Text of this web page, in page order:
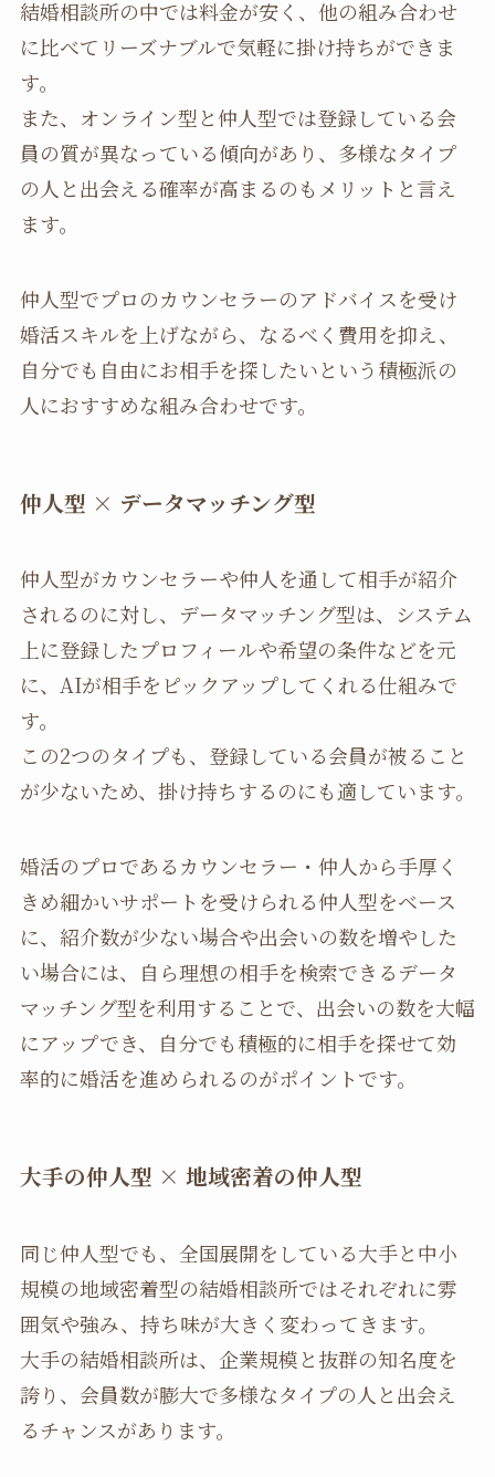
結婚相談所の中では料金が安く、他の組み合わせ
に比べてリーズナブルで気軽に掛け持ちができま
す。
また、オンライン型と仲人型では登録している会
員の質が異なっている傾向があり、多様なタイプ
の人と出会える確率が高まるのもメリットと言え
ます。
仲人型でプロのカウンセラーのアドバイスを受け
婚活スキルを上げながら、なるべく費用を抑え、
自分でも自由にお相手を探したいという積極派の
人におすすめな組み合わせです。
仲人型 × データマッチング型
仲人型がカウンセラーや仲人を通して相手が紹介
されるのに対し、データマッチング型は、システム
上に登録したプロフィールや希望の条件などを元
に、AIが相手をピックアップしてくれる仕組みで
す。
この2つのタイプも、登録している会員が被ること
が少ないため、掛け持ちするのにも適しています。
婚活のプロであるカウンセラー・仲人から手厚く
きめ細かいサポートを受けられる仲人型をベース
に、紹介数が少ない場合や出会いの数を増やした
い場合には、自ら理想の相手を検索できるデータ
マッチング型を利用することで、出会いの数を大幅
にアップでき、自分でも積極的に相手を探せて効
率的に婚活を進められるのがポイントです。
大手の仲人型 × 地域密着の仲人型
同じ仲人型でも、全国展開をしている大手と中小
規模の地域密着型の結婚相談所ではそれぞれに雰
囲気や強み、持ち味が大きく変わってきます。
大手の結婚相談所は、企業規模と抜群の知名度を
誇り、会員数が膨大で多様なタイプの人と出会え
るチャンスがあります。